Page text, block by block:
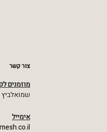
צור קשר
מוזמנים
שמואלביץ מרדכי
אימייל